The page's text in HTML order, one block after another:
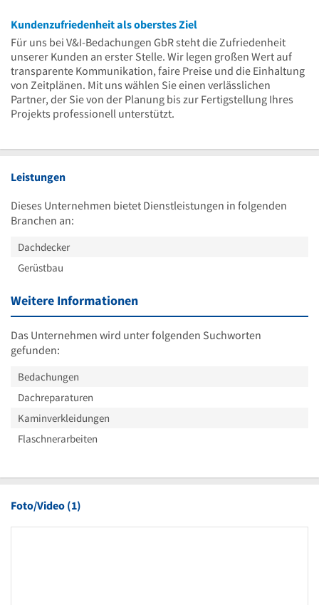
Kundenzufriedenheit als oberstes Ziel
Für uns bei V&I-Bedachungen GbR steht die Zufriedenheit
unserer Kunden an erster Stelle. Wir legen großen Wert auf
transparente Kommunikation, faire Preise und die Einhaltung
von Zeitplänen. Mit uns wählen Sie einen verlässlichen
Partner, der Sie von der Planung bis zur Fertigstellung Ihres
Projekts professionell unterstützt.
Leistungen
Dieses Unternehmen bietet Dienstleistungen in folgenden
Branchen an:
Dachdecker
Gerüstbau
Weitere Informationen
Das Unternehmen wird unter folgenden Suchworten
gefunden:
Bedachungen
Dachreparaturen
Kaminverkleidungen
Flaschnerarbeiten
Foto/Video (1)